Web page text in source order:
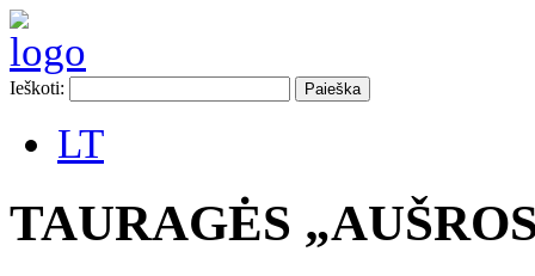
Ieškoti:
LT
TAURAGĖS